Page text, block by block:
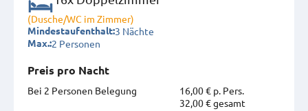
(Dusche/WC im Zimmer)
Mindestaufenthalt:3 Nächte
Max.:2 Personen
Preis pro Nacht
Bei 2 Personen Belegung
16,00 € p. Pers.
32,00 € gesamt